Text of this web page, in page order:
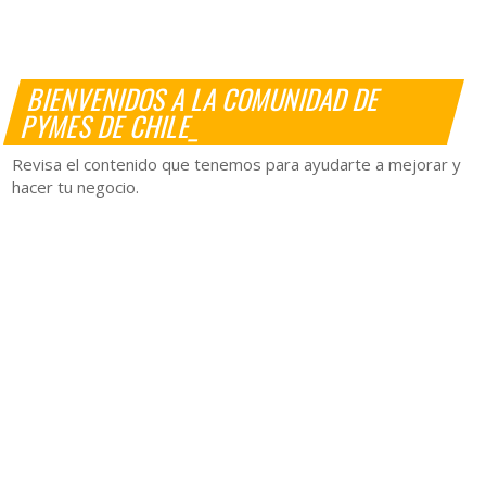
BIENVENIDOS A LA COMUNIDAD DE
PYMES DE CHILE_
Revisa el contenido que tenemos para ayudarte a mejorar y
hacer tu negocio.